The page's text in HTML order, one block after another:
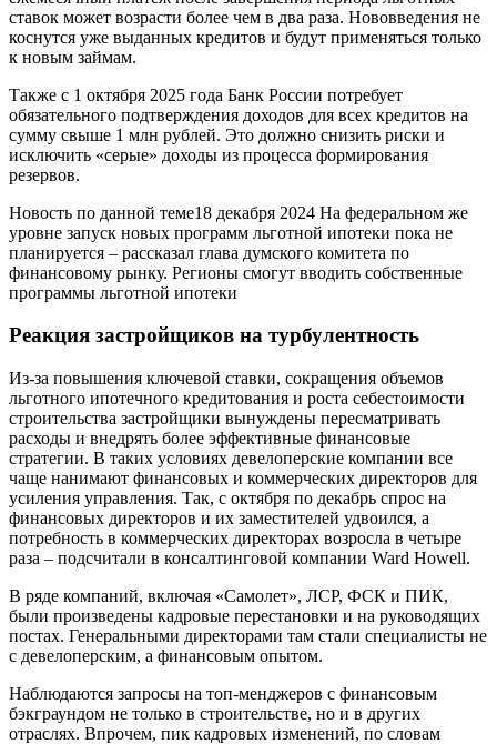
ставок может возрасти более чем в два раза. Нововведения не
коснутся уже выданных кредитов и будут применяться только
к новым займам.
Также с 1 октября 2025 года Банк России потребует
обязательного подтверждения доходов для всех кредитов на
сумму свыше 1 млн рублей. Это должно снизить риски и
исключить «серые» доходы из процесса формирования
резервов.
Новость по данной теме18 декабря 2024 На федеральном же
уровне запуск новых программ льготной ипотеки пока не
планируется – рассказал глава думского комитета по
финансовому рынку. Регионы смогут вводить собственные
программы льготной ипотеки
Реакция застройщиков на турбулентность
Из-за повышения ключевой ставки, сокращения объемов
льготного ипотечного кредитования и роста себестоимости
строительства застройщики вынуждены пересматривать
расходы и внедрять более эффективные финансовые
стратегии. В таких условиях девелоперские компании все
чаще нанимают финансовых и коммерческих директоров для
усиления управления. Так, с октября по декабрь спрос на
финансовых директоров и их заместителей удвоился, а
потребность в коммерческих директорах возросла в четыре
раза – подсчитали в консалтинговой компании Ward Howell.
В ряде компаний, включая «Самолет», ЛСР, ФСК и ПИК,
были произведены кадровые перестановки и на руководящих
постах. Генеральными директорами там стали специалисты не
с девелоперским, а финансовым опытом.
Наблюдаются запросы на топ-менджеров с финансовым
бэкграундом не только в строительстве, но и в других
отраслях. Впрочем, пик кадровых изменений, по словам